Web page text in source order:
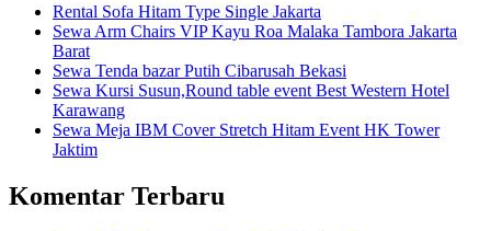
Rental Sofa Hitam Type Single Jakarta
Sewa Arm Chairs VIP Kayu Roa Malaka Tambora Jakarta
Barat
Sewa Tenda bazar Putih Cibarusah Bekasi
Sewa Kursi Susun,Round table event Best Western Hotel
Karawang
Sewa Meja IBM Cover Stretch Hitam Event HK Tower
Jaktim
Komentar Terbaru